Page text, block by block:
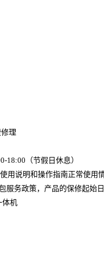
理
18:00（节假日休息）
用说明和操作指南正常使
服务政策，产品的保修起始
体机